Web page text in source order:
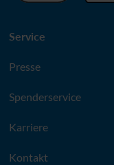
Service
Presse
Spenderservice
Karriere
Kontakt